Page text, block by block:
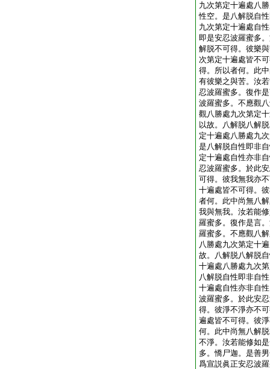
九次第定十遍處八
性空。是八解脱自
九次第定十遍處自
即是安忍波羅蜜多
解脱不可得。彼樂
次第定十遍處皆不
得。所以者何。此
有彼樂之與苦。汝
忍波羅蜜多。復作
波羅蜜多。不應觀
觀八勝處九次第定
以故。八解脱八解
定十遍處八勝處九
是八解脱自性即非
定十遍處自性亦非
忍波羅蜜多。於此
可得。彼我無我亦
十遍處皆不可得。
者何。此中尚無八
我與無我。汝若能
羅蜜多。復作是言
羅蜜多。不應觀八
八勝處九次第定十
故。八解脱八解脱
十遍處八勝處九次
八解脱自性即非自
十遍處自性亦非自
波羅蜜多。於此安
得。彼淨不淨亦不
遍處皆不可得。彼
何。此中尚無八解
不淨。汝若能修如
多。憍尸迦。是善
爲宣説眞正安忍波